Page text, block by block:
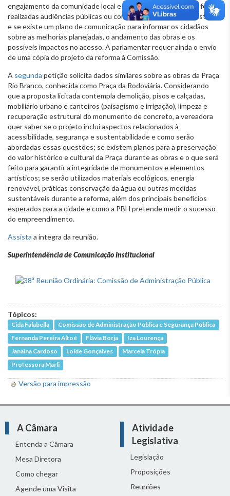
engajamento da comunidade local e outros interessados, se foram
realizadas audiências públicas ou consultas para colher sugestões
e se existe um plano de comunicação para informar os cidadãos
sobre as melhorias planejadas, o andamento das obras e os
possíveis impactos no acesso. A parlamentar requer ainda o envio
de uma cópia do projeto da reforma à Comissão.
A segunda petição solicita dados similares sobre as obras da Praça
Rio Branco, conhecida como Praça da Rodoviária. Considerando
que a proposta licitada contempla demolição, pisos e calçadas,
mobiliário urbano e canteiros (paisagismo e irrigação), limpeza e
recuperação estrutural do monumento de concreto, a vereadora
quer saber se o projeto inclui aspectos relacionados à
acessibilidade, segurança e sustentabilidade e como serão
abordadas essas questões; se existem planos para a preservação
do valor histórico e cultural da Praça durante as obras e o que será
feito para garantir a integridade de monumentos e elementos
artísticos; se serão utilizados materiais ecológicos, energia
renovável, práticas conservação da água ou outras medidas
sustentáveis durante a reforma, além dos principais benefícios
esperados para a cidade e como a PBH pretende medir o sucesso
do empreendimento.
Assista a íntegra da reunião.
Superintendência de Comunicação Institucional
Tópicos:
Cida Falabella
Comissão de Administração Pública e Segurança Pública
Fernanda Pereira Altoé
Flávia Borja
Iza Lourença
Janaina Cardoso
Loíde Gonçalves
Marcela Trópia
Professora Marli
Versão para impressão
A Câmara
Entenda a Câmara
Mesa Diretora
Como chegar
Agende uma Visita
Atividade
Legislativa
Legislação
Proposições
Reuniões